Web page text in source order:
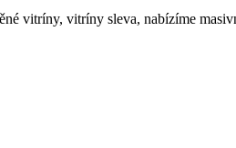
vitríny, vitríny sleva, nabízíme